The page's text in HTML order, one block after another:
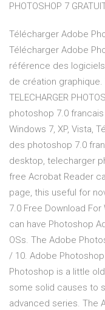
PHOTOSHOP 7
Télécharger Adobe
Télécharger Adobe
référence des
de création
TELECHARGER
photoshop 7.0
Windows 7, XP, Vista,
des photoshop 7.0
desktop, telecharger
free Acrobat Reader
page, this useful for
7.0 Free Download
can have Photoshop
OSs. The Adobe
/ 10. Adobe
Photoshop is a little
some solid causes to
advanced series. The